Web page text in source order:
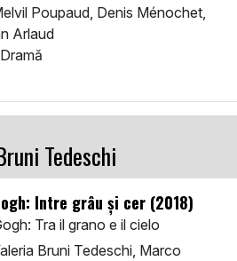
Poupaud, Denis Ménochet,
Arlaud
Dramă
Tedeschi
Între grâu și cer (2018)
Tra il grano e il cielo
Bruni Tedeschi, Marco